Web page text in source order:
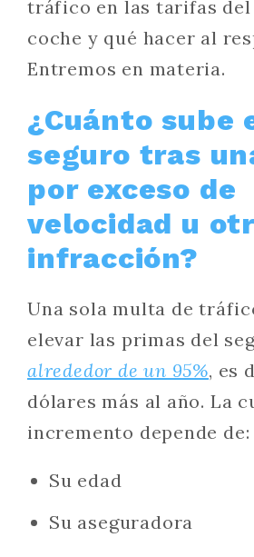
tráfico en las tarifas del
coche y qué hacer al
Entremos en materia.
¿Cuánto sube
seguro tras
por exceso de
velocidad u
infracción?
Una sola multa de
elevar las primas del
alrededor de un 95%, es
dólares más al año. La
incremento depende de:
Su edad
Su aseguradora